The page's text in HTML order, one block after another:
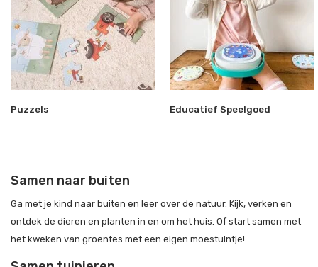
Puzzels Educatief Speelgoed
Samen naar buiten
Ga met je kind naar buiten en leer over de natuur. Kijk, verken en
ontdek de dieren en planten in en om het huis. Of start samen met
het kweken van groentes met een eigen moestuintje!